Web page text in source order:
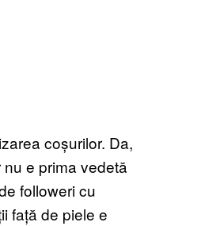
coșurilor. Da,
e prima vedetă
followeri cu
față de piele e